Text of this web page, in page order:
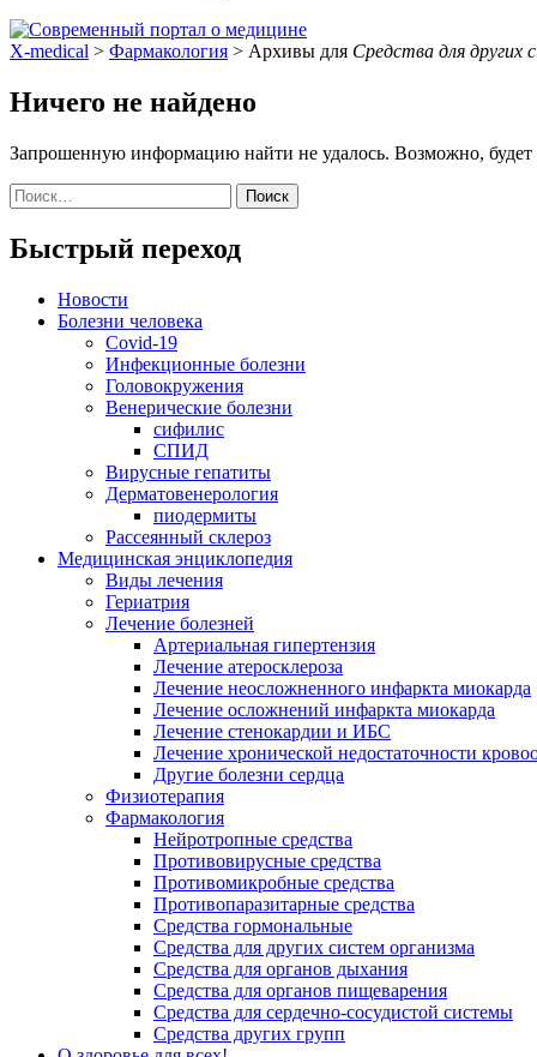
X-medical > Фармакология > Архивы для Средства для других
Ничего не найдено
Запрошенную информацию найти не удалось. Возможно, будет
Поиск
по:
Быстрый переход
Новости
Болезни человека
Covid-19
Инфекционные болезни
Головокружения
Венерические болезни
сифилис
СПИД
Вирусные гепатиты
Дерматовенерология
пиодермиты
Рассеянный склероз
Медицинская энциклопедия
Виды лечения
Гериатрия
Лечение болезней
Артериальная гипертензия
Лечение атеросклероза
Лечение неосложненного инфаркта миокарда
Лечение осложнений инфаркта миокарда
Лечение стенокардии и ИБС
Лечение хронической недостаточности
Другие болезни сердца
Физиотерапия
Фармакология
Нейротропные средства
Противовирусные средства
Противомикробные средства
Противопаразитарные средства
Средства гормональные
Средства для других систем организма
Средства для органов дыхания
Средства для органов пищеварения
Средства для сердечно-сосудистой системы
Средства других групп